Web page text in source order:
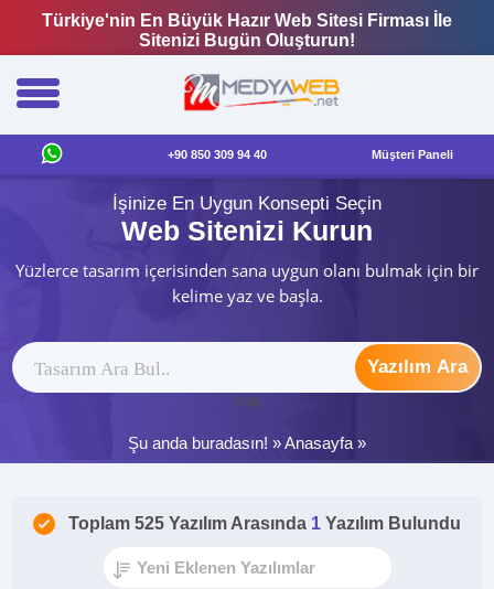
Türkiye'nin En Büyük Hazır Web Sitesi Firması İle
Sitenizi Bugün Oluşturun!
+90 850 309 94 40 Müşteri Paneli
İşinize En Uygun Konsepti Seçin
Web Sitenizi Kurun
Yüzlerce tasarım içerisinden sana uygun olanı bulmak için bir
kelime yaz ve başla.
Yazılım Ara
ytag
Şu anda buradasın! »Anasayfa »
Toplam 525 Yazılım Arasında 1 Yazılım Bulundu